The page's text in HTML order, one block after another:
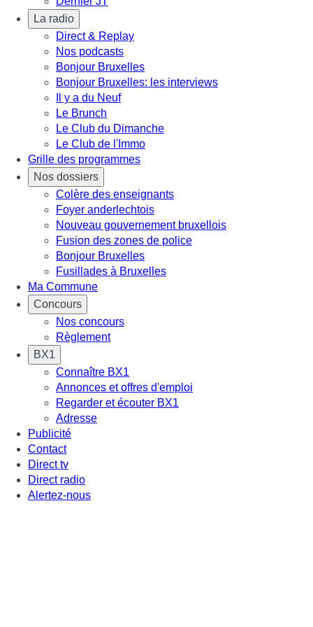
La radio
Direct & Replay
Nos podcasts
Bonjour Bruxelles
Bonjour Bruxelles: les interviews
Il y a du Neuf
Le Brunch
Le Club du Dimanche
Le Club de l'Immo
Grille des programmes
Nos dossiers
Colère des enseignants
Foyer anderlechtois
Nouveau gouvernement bruxellois
Fusion des zones de police
Bonjour Bruxelles
Fusillades à Bruxelles
Ma Commune
Concours
Nos concours
Règlement
BX1
Connaître BX1
Annonces et offres d'emploi
Regarder et écouter BX1
Adresse
Publicité
Contact
Direct tv
Direct radio
Alertez-nous